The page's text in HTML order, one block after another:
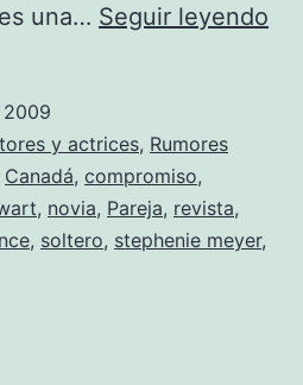
una… Seguir leyendo
2009
y actrices, Rumores
Canadá, compromiso,
, novia, Pareja, revista,
, soltero, stephenie meyer,